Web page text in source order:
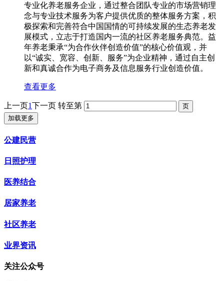
专业化养老服务企业，通过整合团队专业的市场营销理
念与专业技术服务为客户提供优质的整体服务方案，积
极探索和完善符合中国国情的可持续发展的生态养老发
展模式，立志于打造国内一流的社区养老服务典范。益
年养老秉承“为合作伙伴创造价值”的核心价值观，并
以“诚实、宽容、创新、服务”为企业精神，通过自主创
新和真诚合作为电子商务及信息服务行业创造价值。
查看更多
上一页1下一页 转至第
加载更多
公建民营
日照护理
医养结合
居家养老
社区养老
业界资讯
关注公众号